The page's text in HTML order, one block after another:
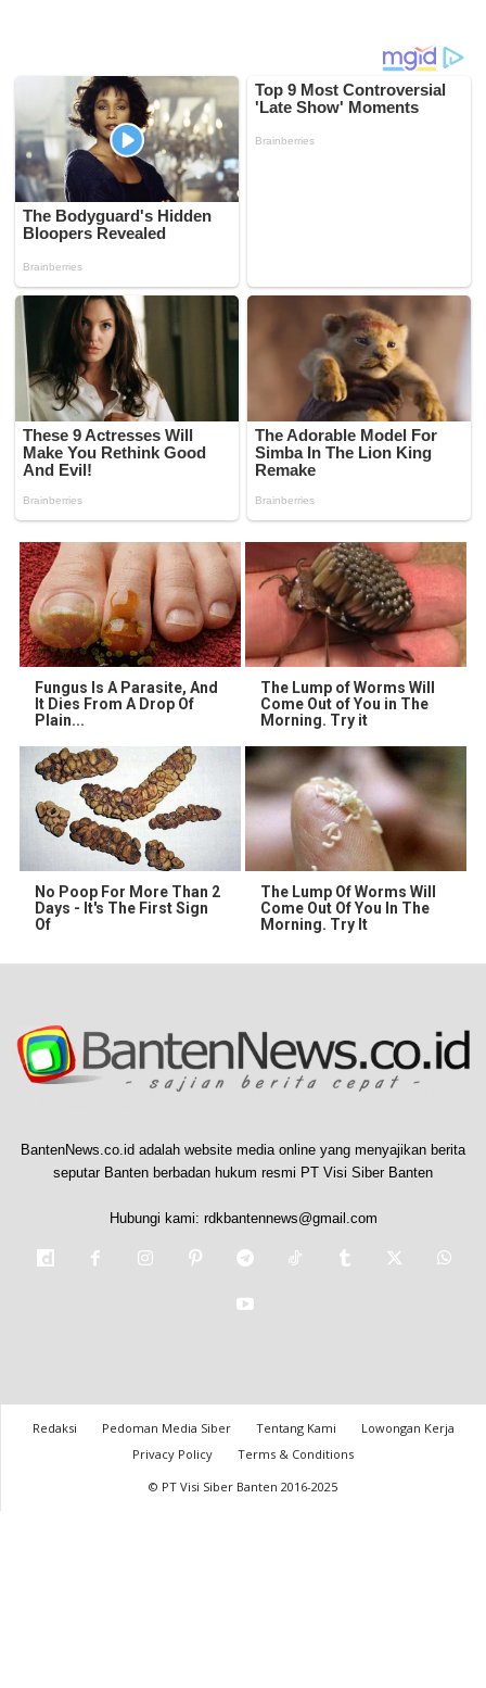
Fungus Is A Parasite, And
It Dies From A Drop Of
Plain...
The Lump of Worms Will
Come Out of You in The
Morning. Try it
No Poop For More Than 2
Days - It's The First Sign
Of
The Lump Of Worms Will
Come Out Of You In The
Morning. Try It
BantenNews.co.id adalah website media online yang menyajikan berita
seputar Banten berbadan hukum resmi PT Visi Siber Banten
Hubungi kami: rdkbantennews@gmail.com
Redaksi Pedoman Media Siber Tentang Kami
Lowongan Kerja
Privacy Policy
Terms & Conditions
© PT Visi Siber Banten 2016-2025